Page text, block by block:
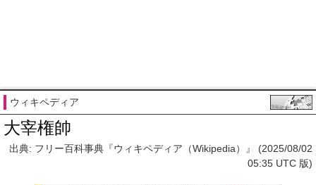
ウィキペディア
大宰権帥
出典: フリー百科事典『ウィキペディア（Wikipedia）』 (2025/08/02
05:35 UTC 版)